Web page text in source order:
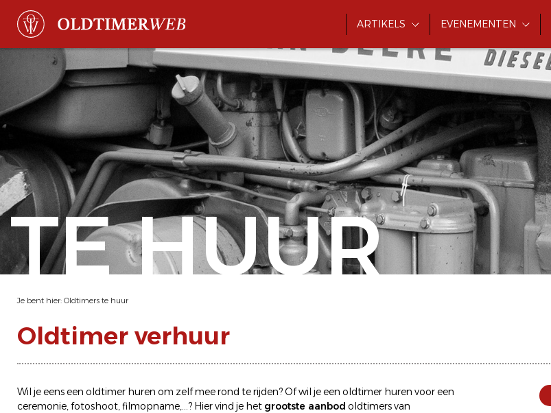
ARTIKELS EVENEMENTEN
TE HUUR
Je bent hier: Oldtimers te huur
Oldtimer verhuur
Wil je eens een oldtimer huren om zelf mee rond te rijden? Of wil je een oldtimer huren voor een
ceremonie, fotoshoot, filmopname,...? Hier vind je het grootste aanbod oldtimers van